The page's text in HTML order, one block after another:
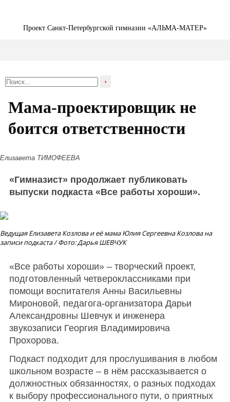
Проект Санкт-Петербургской гимназии «АЛЬМА-МАТЕР»
›
Мама-проектировщик не
боится ответственности
Елизавета ТИМОФЕЕВА
«Гимназист» продолжает публиковать
выпуски подкаста «Все работы хороши».
Ведущая Елизавета Козлова и её мама Юлия Сергеевна Козлова на
записи подкаста / Фото: Дарья ШЕВЧУК
«Все работы хороши» – творческий проект,
подготовленный четвероклассниками при
помощи воспитателя Анны Васильевны
Мироновой, педагога-организатора Дарьи
Александровны Шевчук и инженера
звукозаписи Георгия Владимировича
Прохорова.
Подкаст подходит для прослушивания в любом
школьном возрасте – в нём рассказывается о
должностных обязанностях, о разных подходах
к выбору профессионального пути, о приятных